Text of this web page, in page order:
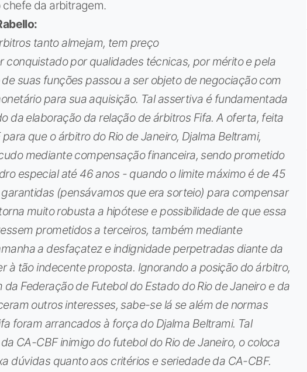
da arbitragem.
tanto almejam, tem preço
conquistado por qualidades técnicas, por mérito e pela
suas funções passou a ser objeto de negociação com
para sua aquisição. Tal assertiva é fundamentada
da elaboração da relação de árbitros Fifa. A oferta, feita
que o árbitro do Rio de Janeiro, Djalma Beltrami,
mediante compensação financeira, sendo prometido
especial até 46 anos - quando o limite máximo é de 45
(pensávamos que era sorteio) para compensar
muito robusta a hipótese e possibilidade de que essa
prometidos a terceiros, também mediante
a desfaçatez e indignidade perpetradas diante da
à tão indecente proposta. Ignorando a posição do árbitro,
Federação de Futebol do Estado do Rio de Janeiro e da
outros interesses, sabe-se lá se além de normas
foram arrancados à força do Djalma Beltrami. Tal
CA-CBF inimigo do futebol do Rio de Janeiro, o coloca
dúvidas quanto aos critérios e seriedade da CA-CBF.